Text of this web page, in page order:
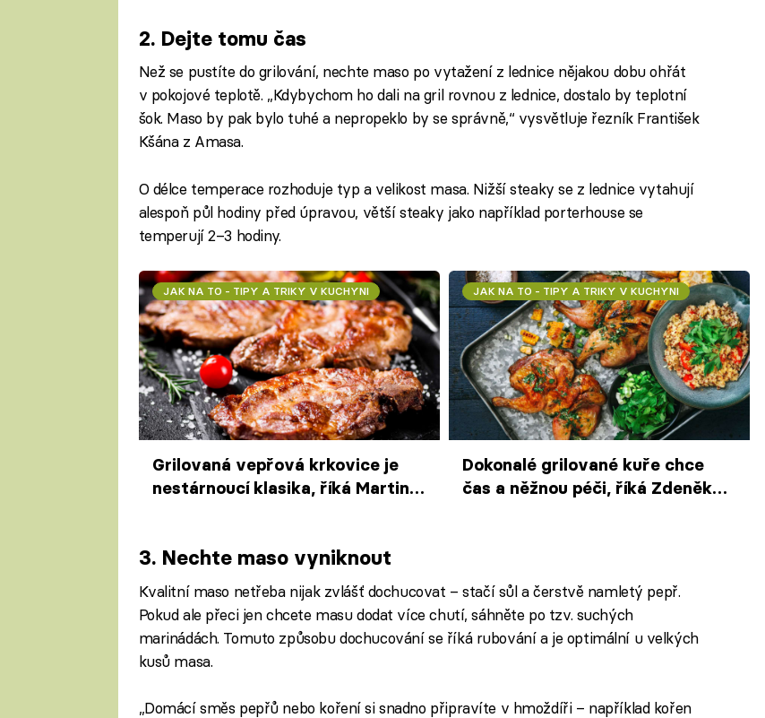
2. Dejte tomu čas
Než se pustíte do grilování, nechte maso po vytažení z lednice nějakou dobu ohřát
v pokojové teplotě. „Kdybychom ho dali na gril rovnou z lednice, dostalo by teplotní
šok. Maso by pak bylo tuhé a nepropeklo by se správně,“ vysvětluje řezník František
Kšána z Amasa.
O délce temperace rozhoduje typ a velikost masa. Nižší steaky se z lednice vytahují
alespoň půl hodiny před úpravou, větší steaky jako například porterhouse se
temperují 2–3 hodiny.
JAK NA TO - TIPY A TRIKY V KUCHYNI
Grilovaná vepřová krkovice je
nestárnoucí klasika, říká Martin
JAK NA TO - TIPY A TRIKY V KUCHYNI
Dokonalé grilované kuře chce
čas a něžnou péči, říká Zdeněk
3. Nechte maso vyniknout
Kvalitní maso netřeba nijak zvlášť dochucovat – stačí sůl a čerstvě namletý pepř.
Pokud ale přeci jen chcete masu dodat více chutí, sáhněte po tzv. suchých
marinádách. Tomuto způsobu dochucování se říká rubování a je optimální u velkých
kusů masa.
„Domácí směs pepřů nebo koření si snadno připravíte v hmoždíři – například kořen